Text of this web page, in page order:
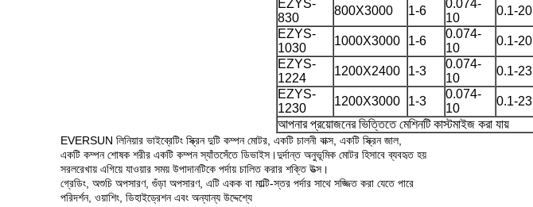
EZYS-
830
800X3000 1-6
0.074-
10
0.1-20
EZYS-
1030
1000X3000 1-6
0.074-
10
0.1-20
EZYS-
1224
1200X2400 1-3
0.074-
10
0.1-23
EZYS-
1230
1200X3000 1-3
0.074-
10
0.1-23
আপনার প্রয়োজনের ভিত্তিতে মেশিনটি কাস্টমাইজ করা যায়
EVERSUN লিনিয়ার ভাইব্রেটিং স্ক্রিন দুটি কম্পন মোটর, একটি চালনী বাক্স, একটি স্ক্রিন জাল,
একটি কম্পন শোষক শরীর একটি কম্পন স্যাঁতসেঁতে ডিভাইস।দুর্দান্ত অনুভূমিক মোটর হিসাবে ব্যবহৃত হয়
সরলরেখায় এগিয়ে যাওয়ার সময় উপাদানটিকে পর্দায় চালিত করার শক্তি উত্স।
গ্রেডিং, অশুচি অপসারণ, গুঁড়া অপসারণ, এটি একক বা মাল্টি-স্তর পর্দার সাথে সজ্জিত করা যেতে পারে
পরিদর্শন, ওয়াশিং, ডিহাইড্রেশন এবং অন্যান্য উদ্দেশ্যে